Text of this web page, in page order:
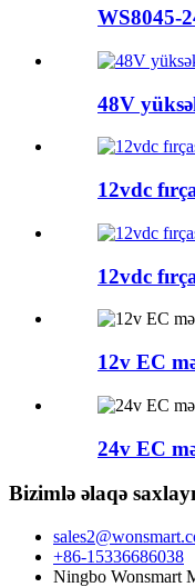
WS8045-
48V
12vdc
12vdc
12v EC
24v EC
Bizimlə əlaqə
+86-15336686038
Ningbo Wonsmart